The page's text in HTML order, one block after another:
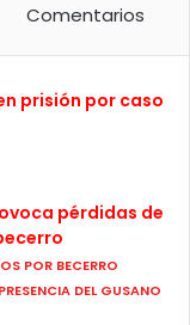
Comentarios
prisión por caso
pérdidas de
POR BECERRO
DEL GUSANO